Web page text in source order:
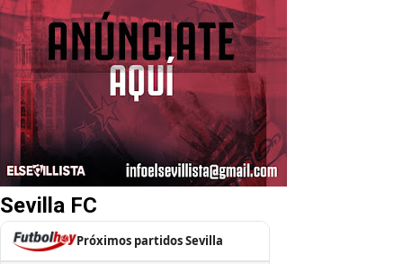
Sevilla FC